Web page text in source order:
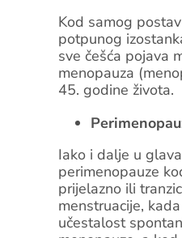
Kod samog
potpunog
sve češća pojava
menopauza
45. godine života.
Iako i dalje u
perimenopauze
prijelazno ili
menstruacije,
učestalost